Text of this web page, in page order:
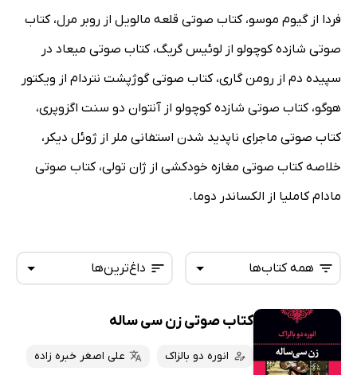
فردا از گیوم موسو، کتاب صوتی قلعه‌ مالویل از روبر مرل، کتاب
صوتی شازده کوچولو از لوئیس گریگ، کتاب صوتی میعاد در
سپیده دم از رومن گاری، کتاب صوتی گوژپشت نتردام از ویکتور
هوگو، کتاب صوتی شازده کوچولو از آنتوان دو سنت اگزوپری،
کتاب صوتی ماجرای ناپدید شدن استفانی ملر از ژوئل دیکر،
خلاصه کتاب صوتی مغازه خودکشی از ژان تولی، کتاب صوتی
مادام کاملیا از الکساندر دوما.
داغ‌ترین‌ها
تازه‌ها
داغ‌ترین‌ها
همه کتاب‌ها
همه کتاب‌ها
کتاب‌های صوتی
کتاب صوتی زن سی ساله
انوره دو بالزاک
علی اصغر خبره زاده